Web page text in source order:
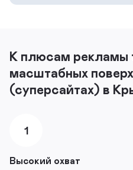
К плюсам рекламы
масштабных
(суперсайтах) в
1
Высокий охват